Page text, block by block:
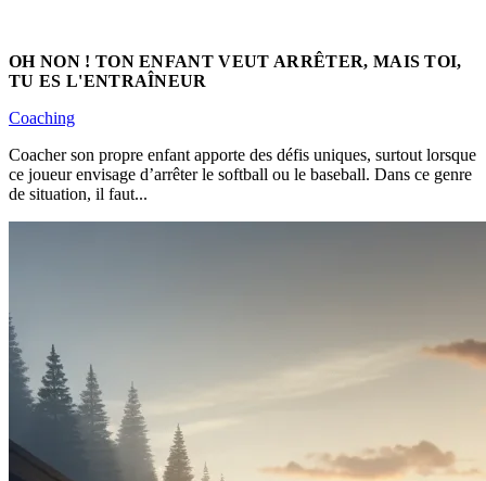
OH NON ! TON ENFANT VEUT ARRÊTER, MAIS TOI,
TU ES L'ENTRAÎNEUR
Coaching
Coacher son propre enfant apporte des défis uniques, surtout lorsque
ce joueur envisage d’arrêter le softball ou le baseball. Dans ce genre
de situation, il faut...